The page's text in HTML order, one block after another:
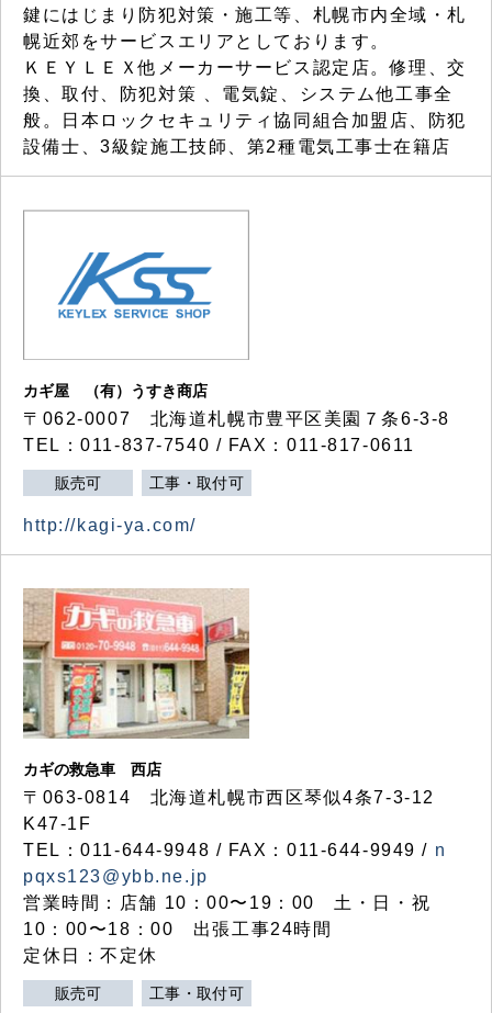
鍵にはじまり防犯対策・施工等、札幌市内全域・札
幌近郊をサービスエリアとしております。
ＫＥＹＬＥＸ他メーカーサービス認定店。修理、交
換、取付、防犯対策 、電気錠、システム他工事全
般。日本ロックセキュリティ協同組合加盟店、防犯
設備士、3級錠施工技師、第2種電気工事士在籍店
カギ屋 （有）うすき商店
〒062-0007 北海道札幌市豊平区美園７条6-3-8
TEL：011-837-7540 / FAX：011-817-0611
販売可 工事・取付可
http://kagi-ya.com/
カギの救急車 西店
〒063-0814 北海道札幌市西区琴似4条7-3-12
K47-1F
TEL：011-644-9948 / FAX：011-644-9949 / n
pqxs123@ybb.ne.jp
営業時間：店舗 10：00〜19：00 土・日・祝
10：00〜18：00 出張工事24時間
定休日：不定休
販売可 工事・取付可